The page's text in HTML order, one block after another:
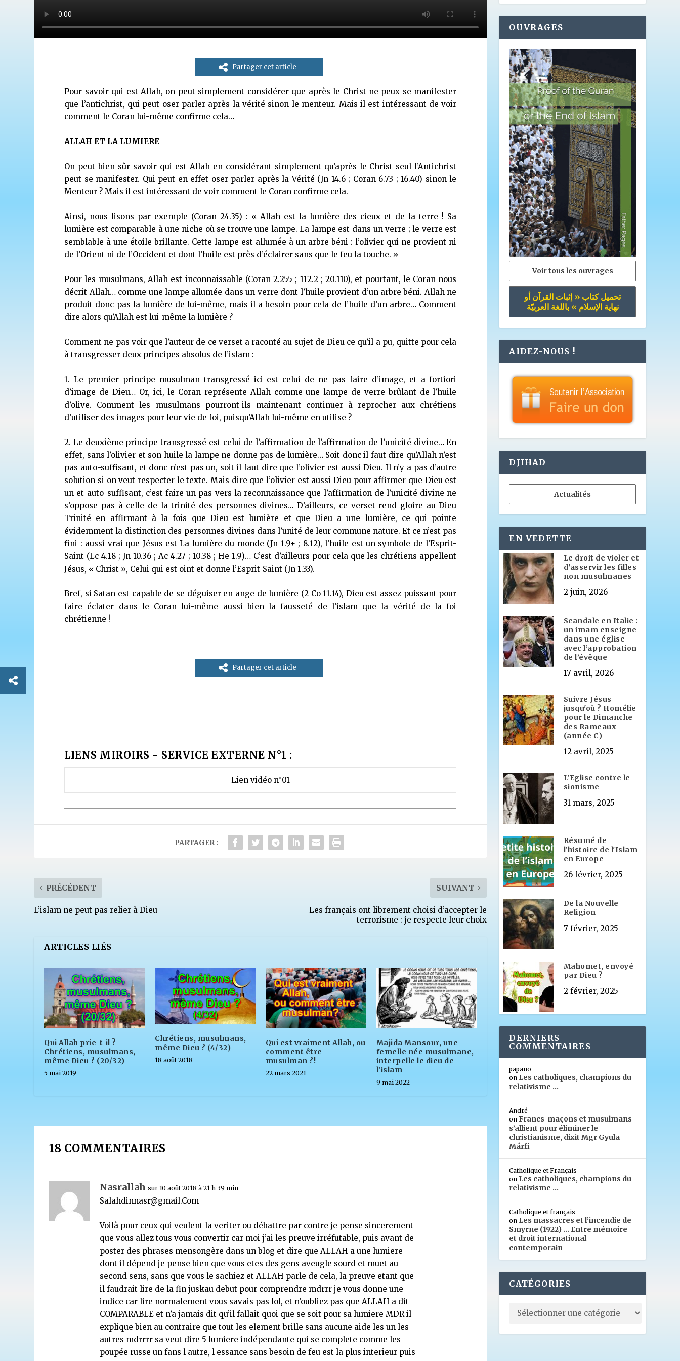
Partager cet article
Pour savoir qui est Allah, on peut simplement considérer que après le Christ ne peux se manifester
que l’antichrist, qui peut oser parler après la vérité sinon le menteur. Mais il est intéressant de voir
comment le Coran lui-même confirme cela…
ALLAH ET LA LUMIERE
On peut bien sûr savoir qui est Allah en considérant simplement qu’après le Christ seul l’Antichrist
peut se manifester. Qui peut en effet oser parler après la Vérité (Jn 14.6 ; Coran 6.73 ; 16.40) sinon le
Menteur ? Mais il est intéressant de voir comment le Coran confirme cela.
Ainsi, nous lisons par exemple (Coran 24.35) : « Allah est la lumière des cieux et de la terre ! Sa
lumière est comparable à une niche où se trouve une lampe. La lampe est dans un verre ; le verre est
semblable à une étoile brillante. Cette lampe est allumée à un arbre béni : l’olivier qui ne provient ni
de l’Orient ni de l’Occident et dont l’huile est près d’éclairer sans que le feu la touche. »
Pour les musulmans, Allah est inconnaissable (Coran 2.255 ; 112.2 ; 20.110), et pourtant, le Coran nous
décrit Allah… comme une lampe allumée dans un verre dont l’huile provient d’un arbre béni. Allah ne
produit donc pas la lumière de lui-même, mais il a besoin pour cela de l’huile d’un arbre… Comment
dire alors qu’Allah est lui-même la lumière ?
Comment ne pas voir que l’auteur de ce verset a raconté au sujet de Dieu ce qu’il a pu, quitte pour cela
à transgresser deux principes absolus de l’islam :
1. Le premier principe musulman transgressé ici est celui de ne pas faire d’image, et a fortiori
d’image de Dieu… Or, ici, le Coran représente Allah comme une lampe de verre brûlant de l’huile
d’olive. Comment les musulmans pourront-ils maintenant continuer à reprocher aux chrétiens
d’utiliser des images pour leur vie de foi, puisqu’Allah lui-même en utilise ?
2. Le deuxième principe transgressé est celui de l’affirmation de l’affirmation de l’unicité divine… En
effet, sans l’olivier et son huile la lampe ne donne pas de lumière… Soit donc il faut dire qu’Allah n’est
pas auto-suffisant, et donc n’est pas un, soit il faut dire que l’olivier est aussi Dieu. Il n’y a pas d’autre
solution si on veut respecter le texte. Mais dire que l’olivier est aussi Dieu pour affirmer que Dieu est
un et auto-suffisant, c’est faire un pas vers la reconnaissance que l’affirmation de l’unicité divine ne
s’oppose pas à celle de la trinité des personnes divines… D’ailleurs, ce verset rend gloire au Dieu
Trinité en affirmant à la fois que Dieu est lumière et que Dieu a une lumière, ce qui pointe
évidemment la distinction des personnes divines dans l’unité de leur commune nature. Et ce n’est pas
fini : aussi vrai que Jésus est La lumière du monde (Jn 1.9+ ; 8.12), l’huile est un symbole de l’Esprit-
Saint (Lc 4.18 ; Jn 10.36 ; Ac 4.27 ; 10.38 ; He 1.9)… C’est d’ailleurs pour cela que les chrétiens appellent
Jésus, « Christ », Celui qui est oint et donne l’Esprit-Saint (Jn 1.33).
Bref, si Satan est capable de se déguiser en ange de lumière (2 Co 11.14), Dieu est assez puissant pour
faire éclater dans le Coran lui-même aussi bien la fausseté de l’islam que la vérité de la foi
chrétienne !
Partager cet article
LIENS MIROIRS - SERVICE EXTERNE N°1 :
Lien vidéo n°01
PARTAGER :
PRÉCÉDENT
L’islam ne peut pas relier à Dieu
SUIVANT
Les français ont librement choisi d’accepter le
terrorisme : je respecte leur choix
ARTICLES LIÉS
Qui Allah prie-t-il ?
Chrétiens, musulmans,
même Dieu ? (20/32)
5 mai 2019
Chrétiens, musulmans,
même Dieu ? (4/32)
18 août 2018
Qui est vraiment Allah, ou
comment être
musulman ?!
22 mars 2021
Majida Mansour, une
femelle née musulmane,
interpelle le dieu de
l’islam
9 mai 2022
18 COMMENTAIRES
Nasrallah sur 10 août 2018 à 21 h 39 min
Salahdinnasr@gmail.Com
Voilà pour ceux qui veulent la veriter ou débattre par contre je pense sincerement
que vous allez tous vous convertir car moi j’ai les preuve irréfutable, puis avant de
poster des phrases mensongère dans un blog et dire que ALLAH a une lumiere
dont il dépend je pense bien que vous etes des gens aveugle sourd et muet au
second sens, sans que vous le sachiez et ALLAH parle de cela, la preuve etant que
il faudrait lire de la fin juskau debut pour comprendre mdrrr je vous donne une
indice car lire normalement vous savais pas lol, et n’oubliez pas que ALLAH a dit
COMPARABLE et n’a jamais dit qu’il fallait quoi que se soit pour sa lumiere MDR il
explique bien au contraire que tout les element brille sans aucune aide les un les
autres mdrrrr sa veut dire 5 lumiere indépendante qui se complete comme les
poupée russe un fans l autre, l essance sans besoin de feu est la plus interieur puis
OUVRAGES
Voir tous les ouvrages
تحميل كتاب « إثبات القرآن أو
نهاية الإسلام » باللغة العربيّة
AIDEZ-NOUS !
DJIHAD
Actualités
EN VEDETTE
Le droit de violer et
d'asservir les filles
non musulmanes
2 juin, 2026
Scandale en Italie :
un imam enseigne
dans une église
avec l’approbation
de l’évêque
17 avril, 2026
Suivre Jésus
jusqu'où ? Homélie
pour le Dimanche
des Rameaux
(année C)
12 avril, 2025
L'Eglise contre le
sionisme
31 mars, 2025
Résumé de
l'histoire de l'Islam
en Europe
26 février, 2025
De la Nouvelle
Religion
7 février, 2025
Mahomet, envoyé
par Dieu ?
2 février, 2025
DERNIERS
COMMENTAIRES
papano
on Les catholiques, champions du
relativisme …
André
onFrancs-maçons et musulmans
s’allient pour éliminer le
christianisme, dixit Mgr Gyula
Márfi
Catholique et Français
on Les catholiques, champions du
relativisme …
Catholique et français
on Les massacres et l’incendie de
Smyrne (1922) … Entre mémoire
et droit international
contemporain
CATÉGORIES